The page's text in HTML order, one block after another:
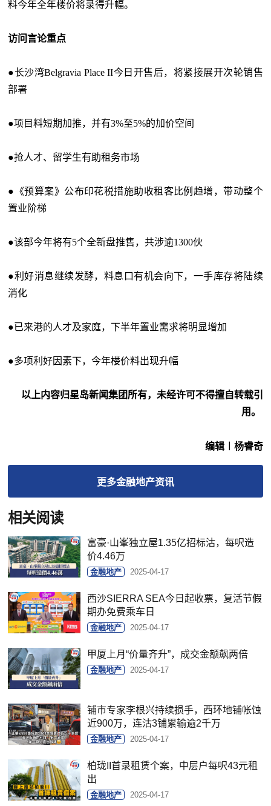
料今年全年楼价将录得升幅。
访问言论重点
●长沙湾Belgravia Place II今日开售后，将紧接展开次轮销售
部署
●项目料短期加推，并有3%至5%的加价空间
●抢人才、留学生有助租务市场
●《预算案》公布印花税措施助收租客比例趋增，带动整个
置业阶梯
●该部今年将有5个全新盘推售，共涉逾1300伙
●利好消息继续发酵，料息口有机会向下，一手库存将陆续
消化
●已来港的人才及家庭，下半年置业需求将明显增加
●多项利好因素下，今年楼价料出现升幅
以上内容归星岛新闻集团所有，未经许可不得擅自转载引
用。
编辑︱杨睿奇
更多金融地产资讯
相关阅读
富豪·山峯独立屋1.35亿招标沽，每呎造
价4.46万
金融地产 2025-04-17
西沙SIERRA SEA今日起收票，复活节假
期办免费乘车日
金融地产 2025-04-17
甲厦上月“价量齐升”，成交金额飙两倍
金融地产 2025-04-17
铺市专家李根兴持续损手，西环地铺帐蚀
近900万，连沽3铺累输逾2千万
金融地产 2025-04-17
柏珑II首录租赁个案，中层户每呎43元租
出
金融地产 2025-04-17